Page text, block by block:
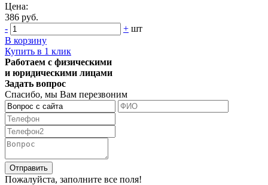
Цена:
386 руб.
-
+ шт
В корзину
Купить в 1 клик
Работаем с физическими
и юридическими лицами
Задать вопрос
Спасибо, мы Вам перезвоним
Пожалуйста, заполните все поля!